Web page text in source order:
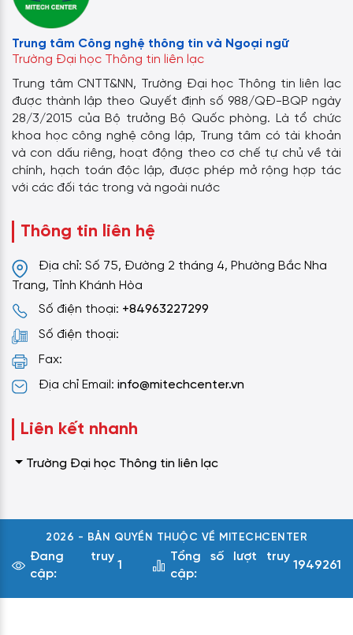
Trung tâm Công nghệ thông tin và Ngoại ngữ
Trường Đại học Thông tin liên lạc
Trung tâm CNTT&NN, Trường Đại học Thông tin liên lạc
được thành lập theo Quyết định số 988/QĐ-BQP ngày
28/3/2015 của Bộ trưởng Bộ Quốc phòng. Là tổ chức
khoa học công nghệ công lập, Trung tâm có tài khoản
và con dấu riêng, hoạt động theo cơ chế tự chủ về tài
chính, hạch toán độc lập, được phép mở rộng hợp tác
với các đối tác trong và ngoài nước
Thông tin liên hệ
Địa chỉ: Số 75, Đường 2 tháng 4, Phường Bắc Nha
Trang, Tỉnh Khánh Hòa
Số điện thoại: +84963227299
Số điện thoại:
Fax:
Địa chỉ Email: info@mitechcenter.vn
Liên kết nhanh
Trường Đại học Thông tin liên lạc
2026 - BẢN QUYỀN THUỘC VỀ MITECHCENTER
Đang truy
cập:
1
Tổng số lượt truy
cập:
1949261